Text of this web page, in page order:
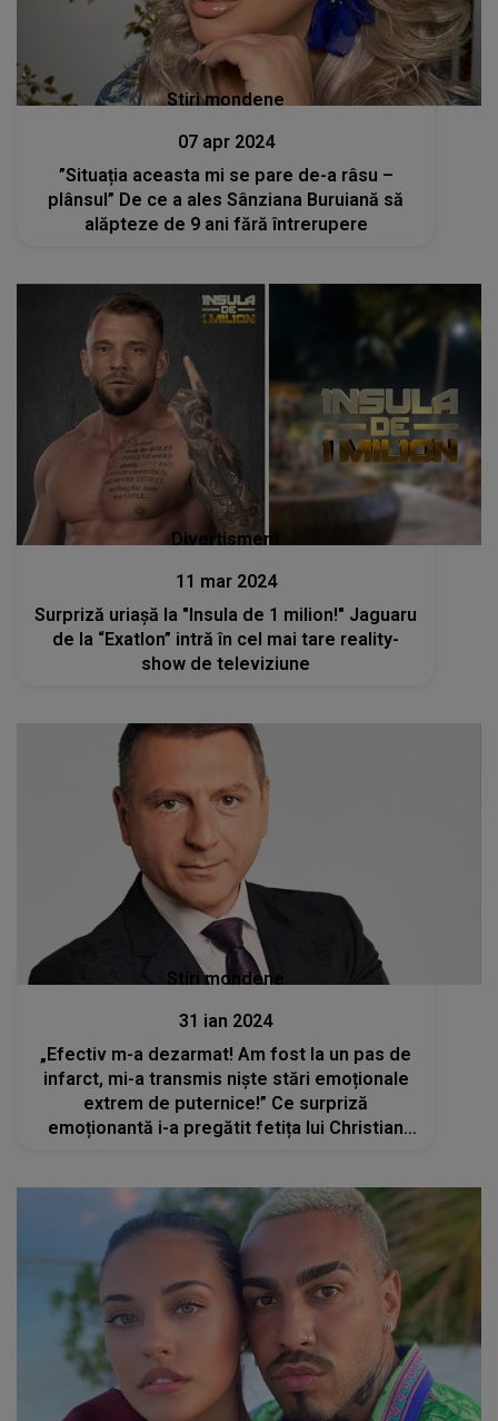
Stiri mondene
07 apr 2024
”Situația aceasta mi se pare de-a râsu –
plânsul” De ce a ales Sânziana Buruiană să
alăpteze de 9 ani fără întrerupere
Divertisment
11 mar 2024
Surpriză uriașă la "Insula de 1 milion!" Jaguaru
de la “Exatlon” intră în cel mai tare reality-
show de televiziune
Stiri mondene
31 ian 2024
„Efectiv m-a dezarmat! Am fost la un pas de
infarct, mi-a transmis niște stări emoționale
extrem de puternice!” Ce surpriză
emoționantă i-a pregătit fetița lui Christian